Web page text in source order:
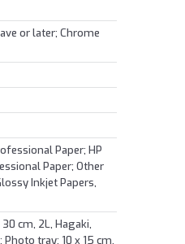
or later; Chrome
Paper; HP
Paper; Other
Inkjet Papers,
30 cm, 2L, Hagaki,
Photo tray: 10 x 15 cm,